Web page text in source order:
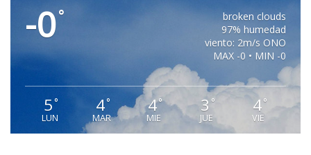
-0°
broken clouds
97% humedad
viento: 2m/s ONO
MAX -0 • MIN -0
5°
LUN
4°
MAR
4°
MIE
3 °
JUE
4°
VIE